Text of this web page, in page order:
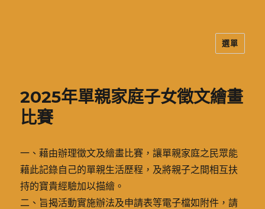
選單
2025年單親家庭子女徵文繪畫
比賽
一、藉由辦理徵文及繪畫比賽，讓單親家庭之民眾能
藉此記錄自己的單親生活歷程，及將親子之間相互扶
持的寶貴經驗加以描繪。
二、旨揭活動實施辦法及申請表等電子檔如附件，請